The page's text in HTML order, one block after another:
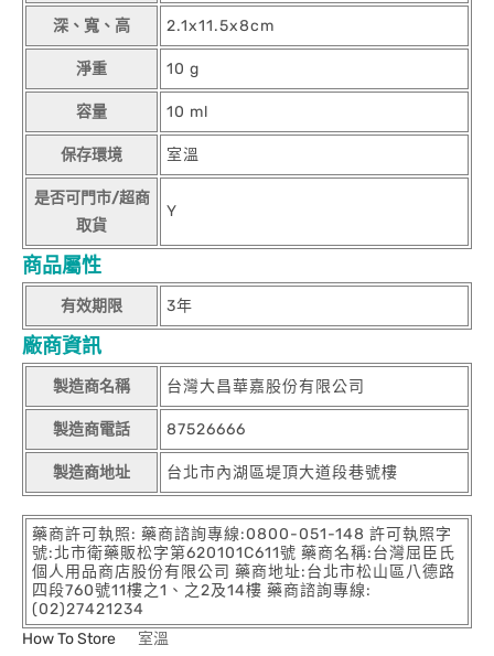
深、寬、高 2.1x11.5x8cm
淨重 10 g
容量 10 ml
保存環境 室溫
是否可門市/超商
取貨
Y
商品屬性
有效期限 3年
廠商資訊
製造商名稱 台灣大昌華嘉股份有限公司
製造商電話 87526666
製造商地址 台北市內湖區堤頂大道段巷號樓
藥商許可執照: 藥商諮詢專線:0800-051-148 許可執照字
號:北市衛藥販松字第620101C611號 藥商名稱:台灣屈臣氏
個人用品商店股份有限公司 藥商地址:台北市松山區八德路
四段760號11樓之1、之2及14樓 藥商諮詢專線:
(02)27421234
How To Store
室溫